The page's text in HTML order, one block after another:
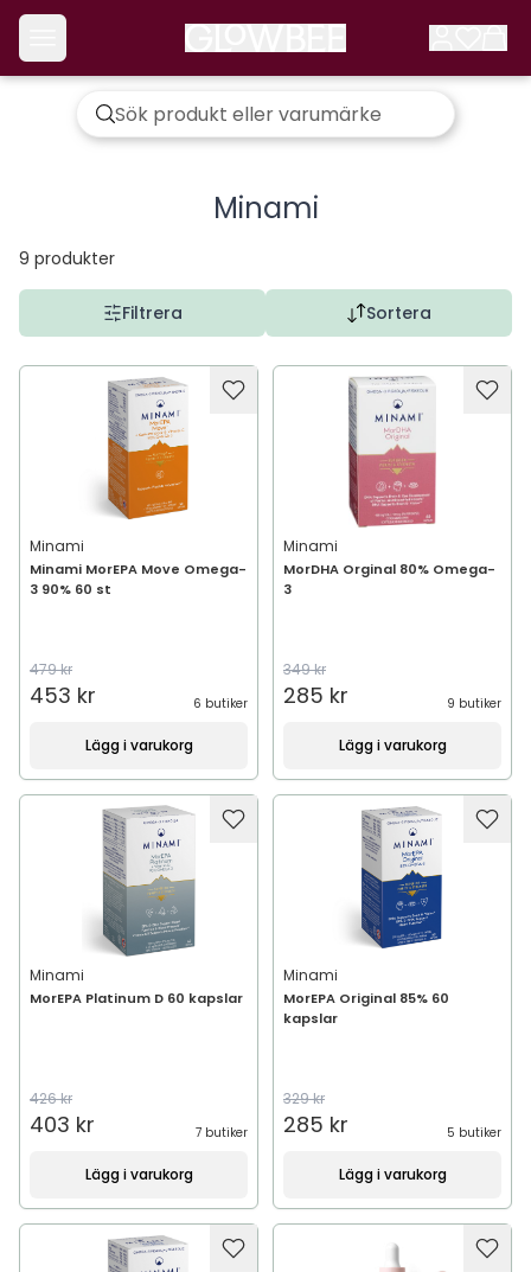
Minami
9 produkter
Filtrera Sortera
Minami
Minami MorEPA Move Omega-
3 90% 60 st
479 kr
453 kr 6 butiker
Lägg i varukorg
Minami
MorDHA Orginal 80% Omega-
3
349 kr
285 kr 9 butiker
Lägg i varukorg
Minami
MorEPA Platinum D 60 kapslar
426 kr
403 kr 7 butiker
Lägg i varukorg
Minami
MorEPA Original 85% 60
kapslar
329 kr
285 kr 5 butiker
Lägg i varukorg